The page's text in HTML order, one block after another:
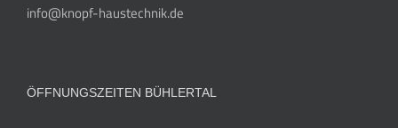
info@knopf-haustechnik.de
ÖFFNUNGSZEITEN BÜHLERTAL